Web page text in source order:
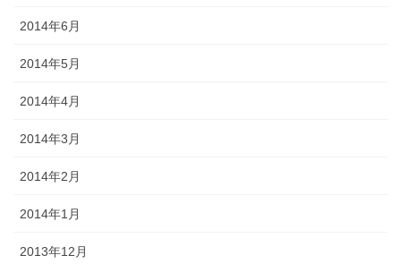
2014年6月
2014年5月
2014年4月
2014年3月
2014年2月
2014年1月
2013年12月